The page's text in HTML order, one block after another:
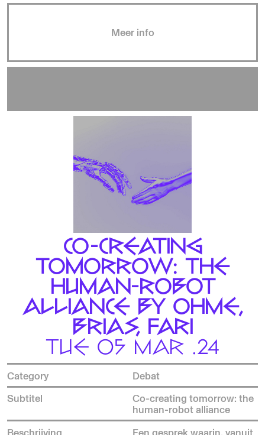
Meer info
CO-CREATING
TOMORROW: THE
HUMAN-ROBOT
ALLIANCE BY OHME,
BRIAS, FARI
TUE 05 MAR .24
Category
Debat
Subtitel
Co-creating tomorrow: the
human-robot alliance
Beschrijving
Een gesprek waarin, vanuit